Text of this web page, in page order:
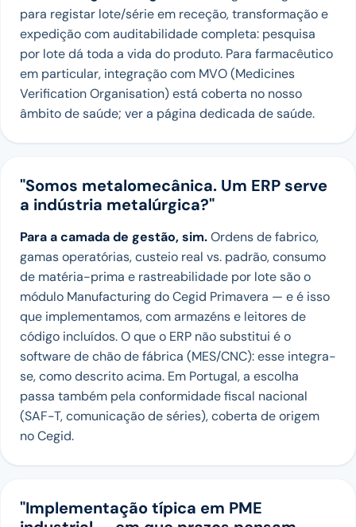
para registar lote/série em receção, transformação e
expedição com auditabilidade completa: pesquisa
por lote dá toda a vida do produto. Para farmacêutico
em particular, integração com MVO (Medicines
Verification Organisation) está coberta no nosso
âmbito de saúde; ver a página dedicada de saúde.
"Somos metalomecânica. Um ERP serve
a indústria metalúrgica?"
Para a camada de gestão, sim.Ordens de fabrico,
gamas operatórias, custeio real vs. padrão, consumo
de matéria-prima e rastreabilidade por lote são o
módulo Manufacturing do Cegid Primavera — e é isso
que implementamos, com armazéns e leitores de
código incluídos. O que o ERP não substitui é o
software de chão de fábrica (MES/CNC): esse integra-
se, como descrito acima. Em Portugal, a escolha
passa também pela conformidade fiscal nacional
(SAF-T, comunicação de séries), coberta de origem
no Cegid.
"Implementação típica em PME